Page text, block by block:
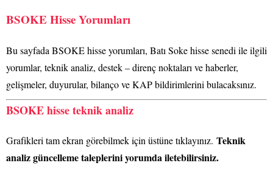
BSOKE Hisse Yorumları
Bu sayfada BSOKE hisse yorumları, Batı Soke hisse senedi ile ilgili
yorumlar, teknik analiz, destek – direnç noktaları ve haberler,
gelişmeler, duyurular, bilanço ve KAP bildirimlerini bulacaksınız.
BSOKE hisse teknik analiz
Grafikleri tam ekran görebilmek için üstüne tıklayınız. Teknik
analiz güncelleme taleplerini yorumda iletebilirsiniz.